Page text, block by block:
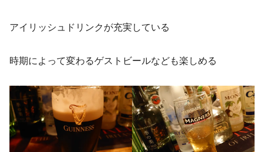
アイリッシュドリンクが充実している
時期によって変わるゲストビールなども楽しめる